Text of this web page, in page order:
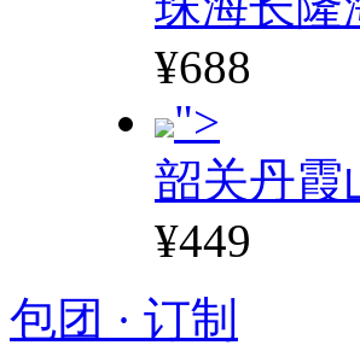
¥688
">
韶关丹霞
¥449
包团 · 订制